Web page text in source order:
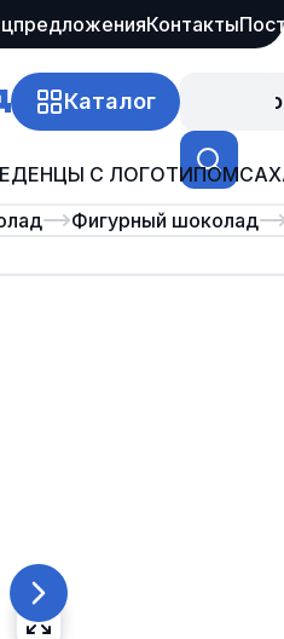
Контакты
Каталог
С ЛОГОТИПОМ
Фигурный шоколад